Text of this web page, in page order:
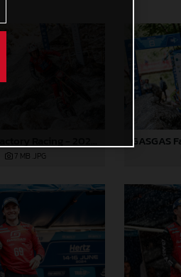
7 MB .JPG